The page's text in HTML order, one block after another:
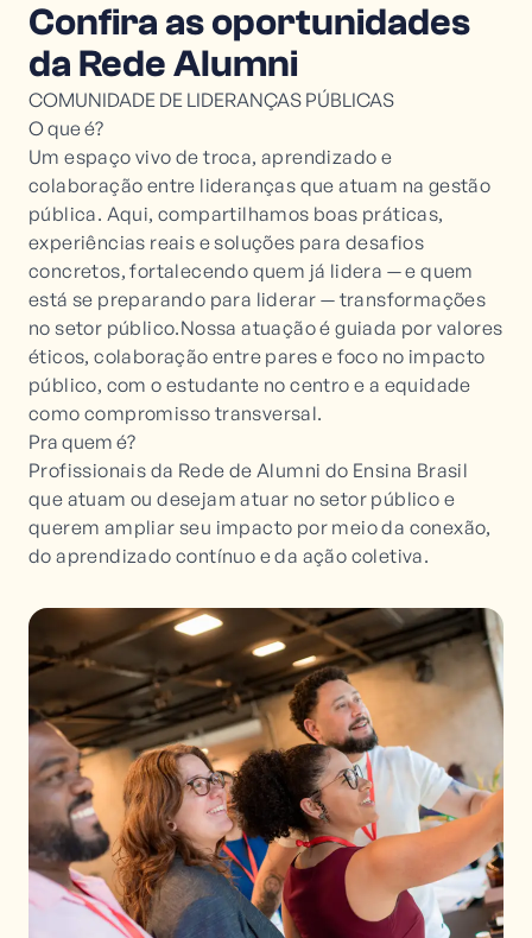
Confira as oportunidades
da Rede Alumni
COMUNIDADE DE LIDERANÇAS PÚBLICAS
O que é?
Um espaço vivo de troca, aprendizado e
colaboração entre lideranças que atuam na gestão
pública. Aqui, compartilhamos boas práticas,
experiências reais e soluções para desafios
concretos, fortalecendo quem já lidera — e quem
está se preparando para liderar — transformações
no setor público.Nossa atuação é guiada por valores
éticos, colaboração entre pares e foco no impacto
público, com o estudante no centro e a equidade
como compromisso transversal.
Pra quem é?
Profissionais da Rede de Alumni do Ensina Brasil
que atuam ou desejam atuar no setor público e
querem ampliar seu impacto por meio da conexão,
do aprendizado contínuo e da ação coletiva.